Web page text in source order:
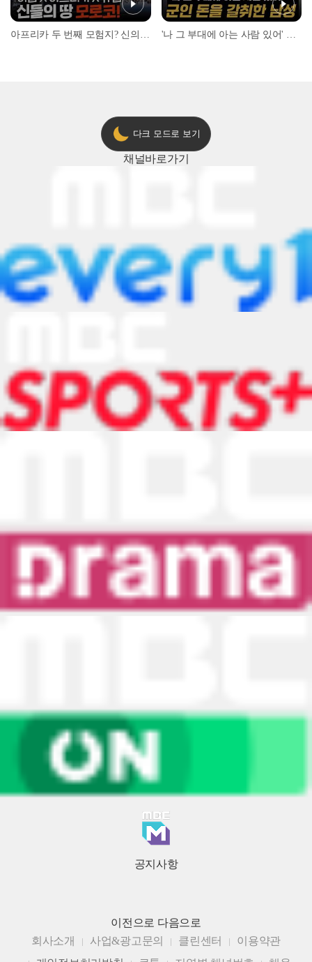
다크 모드로 보기
채널바로가기
공지사항
이전으로 다음으로
회사소개
사업&광고문의 클린센터
이용약관